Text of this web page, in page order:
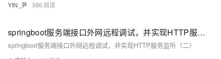
YIN_尹 386
springboot服务端接口外网远程调试，并实现HTTP服务监听（二）
springboot服务端接口外网远程调试，并实现HTTP服务监听（二）